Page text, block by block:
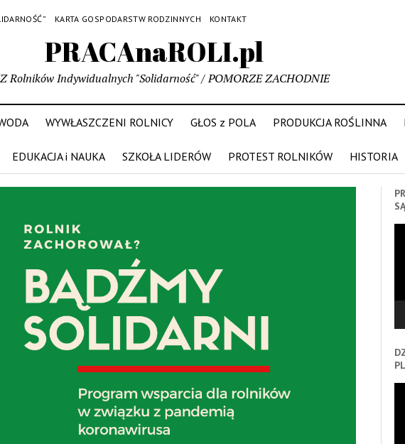
KARTA GOSPODARSTW RODZINNYCH KONTAKT
PRACAnaROLI.pl
Rolników Indywidualnych "Solidarność" / POMORZE ZACHODNIE
WYWŁASZCZENI ROLNICY GŁOS z POLA PRODUKCJA ROŚLINNA
EDUKACJA i NAUKA SZKOŁA LIDERÓW PROTEST ROLNIKÓW HISTORIA